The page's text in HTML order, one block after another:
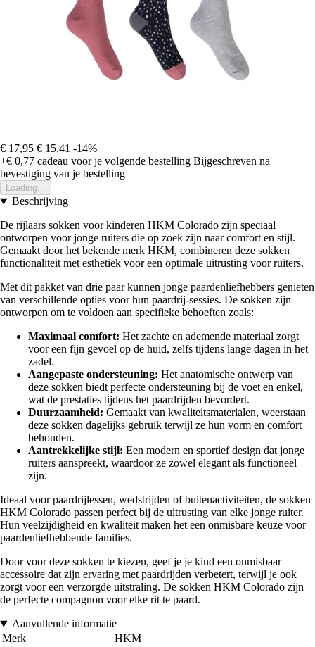
€ 17,95 € 15,41 -14%
+€ 0,77 cadeau voor je volgende bestelling Bijgeschreven na
bevestiging van je bestelling
Loading...
Beschrijving
De rijlaars sokken voor kinderen HKM Colorado zijn speciaal
ontworpen voor jonge ruiters die op zoek zijn naar comfort en stijl.
Gemaakt door het bekende merk HKM, combineren deze sokken
functionaliteit met esthetiek voor een optimale uitrusting voor ruiters.
Met dit pakket van drie paar kunnen jonge paardenliefhebbers genieten
van verschillende opties voor hun paardrij-sessies. De sokken zijn
ontworpen om te voldoen aan specifieke behoeften zoals:
Maximaal comfort: Het zachte en ademende materiaal zorgt
voor een fijn gevoel op de huid, zelfs tijdens lange dagen in het
zadel.
Aangepaste ondersteuning: Het anatomische ontwerp van
deze sokken biedt perfecte ondersteuning bij de voet en enkel,
wat de prestaties tijdens het paardrijden bevordert.
Duurzaamheid: Gemaakt van kwaliteitsmaterialen, weerstaan
deze sokken dagelijks gebruik terwijl ze hun vorm en comfort
behouden.
Aantrekkelijke stijl: Een modern en sportief design dat jonge
ruiters aanspreekt, waardoor ze zowel elegant als functioneel
zijn.
Ideaal voor paardrijlessen, wedstrijden of buitenactiviteiten, de sokken
HKM Colorado passen perfect bij de uitrusting van elke jonge ruiter.
Hun veelzijdigheid en kwaliteit maken het een onmisbare keuze voor
paardenliefhebbende families.
Door voor deze sokken te kiezen, geef je je kind een onmisbaar
accessoire dat zijn ervaring met paardrijden verbetert, terwijl je ook
zorgt voor een verzorgde uitstraling. De sokken HKM Colorado zijn
de perfecte compagnon voor elke rit te paard.
Aanvullende informatie
Merk
HKM